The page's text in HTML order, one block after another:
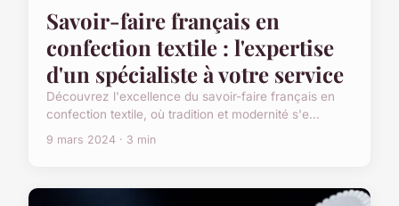
Savoir-faire français en
confection textile : l'expertise
d'un spécialiste à votre service
Découvrez l'excellence du savoir-faire français en
confection textile, où tradition et modernité s'e...
9 mars 2024 · 3 min